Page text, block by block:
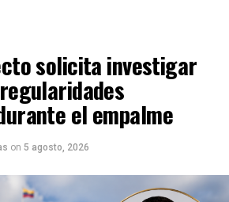
solicita investigar
el empalme
on 5 agosto, 2026